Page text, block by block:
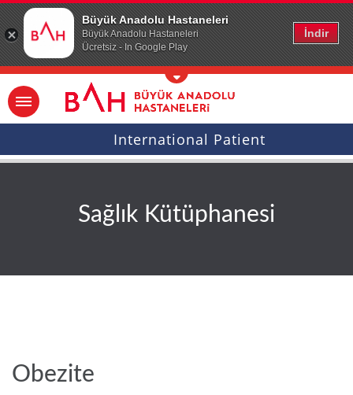
Büyük Anadolu Hastaneleri
Büyük Anadolu Hastaneleri
Ücretsiz - In Google Play
İndir
Ana icerige atla
International Patient
Sağlık Kütüphanesi
Obezite